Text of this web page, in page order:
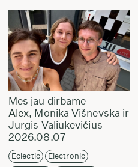
Mes jau dirbame
Alex, Monika Višnevska ir
Jurgis Valiukevičius
2026.08.07
Eclectic
Electronic